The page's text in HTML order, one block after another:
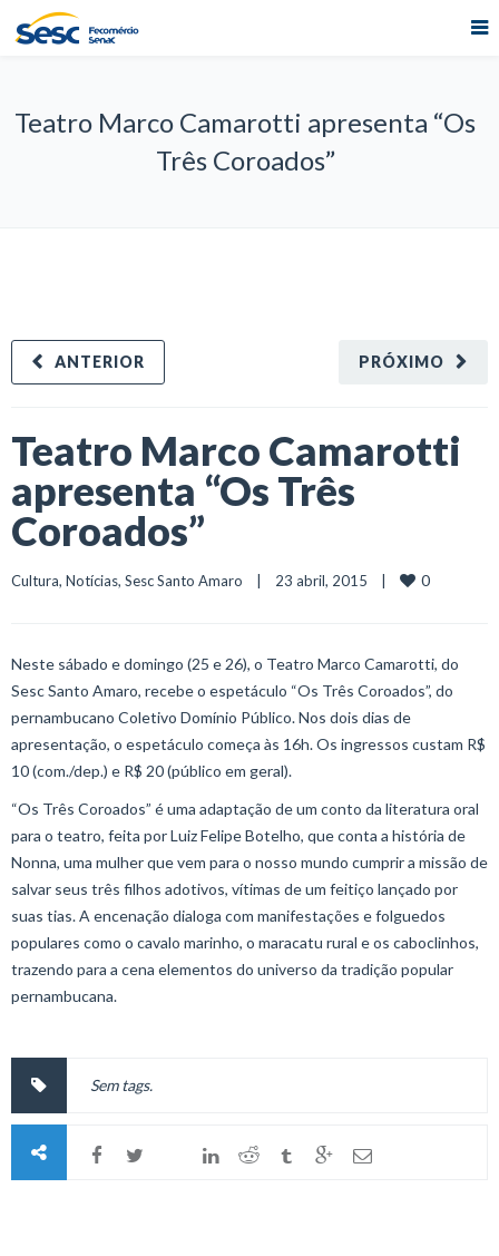
Teatro Marco Camarotti apresenta “Os
Três Coroados”
PRÓXIMO
ANTERIOR
Teatro Marco Camarotti
apresenta “Os Três
Coroados”
Cultura, Notícias, Sesc Santo Amaro
    |    23 abril, 2015    |
0
Neste sábado e domingo (25 e 26), o Teatro Marco Camarotti, do
Sesc Santo Amaro, recebe o espetáculo “Os Três Coroados”, do
pernambucano Coletivo Domínio Público. Nos dois dias de
apresentação, o espetáculo começa às 16h. Os ingressos custam R$
10 (com./dep.) e R$ 20 (público em geral).
“Os Três Coroados” é uma adaptação de um conto da literatura oral
para o teatro, feita por Luiz Felipe Botelho, que conta a história de
Nonna, uma mulher que vem para o nosso mundo cumprir a missão de
salvar seus três filhos adotivos, vítimas de um feitiço lançado por
suas tias. A encenação dialoga com manifestações e folguedos
populares como o cavalo marinho, o maracatu rural e os caboclinhos,
trazendo para a cena elementos do universo da tradição popular
pernambucana.
Sem tags.